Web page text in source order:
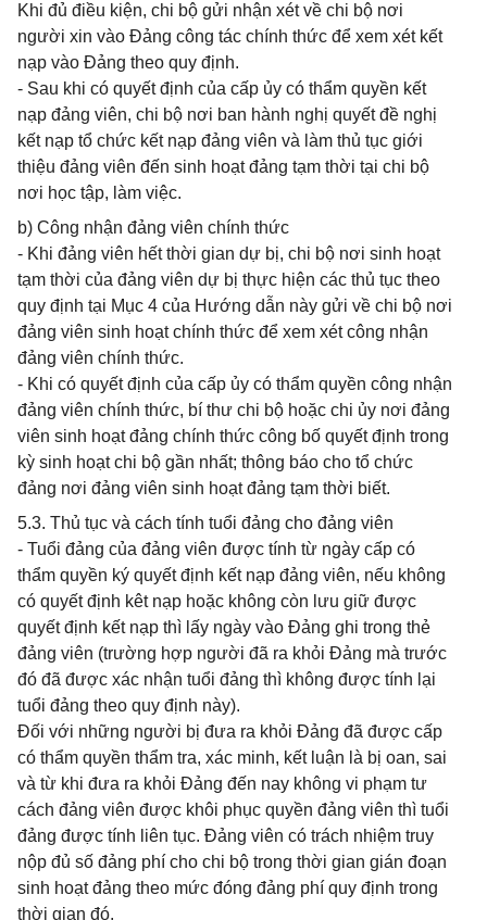
Khi đủ điều kiện, chi bộ gửi nhận xét về chi bộ nơi
người xin vào Đảng công tác chính thức để xem xét kết
nạp vào Đảng theo quy định.
- Sau khi có quyết định của cấp ủy có thẩm quyền kết
nạp đảng viên, chi bộ nơi ban hành nghị quyết đề nghị
kết nạp tổ chức kết nạp đảng viên và làm thủ tục giới
thiệu đảng viên đến sinh hoạt đảng tạm thời tại chi bộ
nơi học tập, làm việc.
b) Công nhận đảng viên chính thức
- Khi đảng viên hết thời gian dự bị, chi bộ nơi sinh hoạt
tạm thời của đảng viên dự bị thực hiện các thủ tục theo
quy định tại Mục 4 của Hướng dẫn này gửi về chi bộ nơi
đảng viên sinh hoạt chính thức để xem xét công nhận
đảng viên chính thức.
- Khi có quyết định của cấp ủy có thẩm quyền công nhận
đảng viên chính thức, bí thư chi bộ hoặc chi ủy nơi đảng
viên sinh hoạt đảng chính thức công bố quyết định trong
kỳ sinh hoạt chi bộ gần nhất; thông báo cho tổ chức
đảng nơi đảng viên sinh hoạt đảng tạm thời biết.
5.3. Thủ tục và cách tính tuổi đảng cho đảng viên
- Tuổi đảng của đảng viên được tính từ ngày cấp có
thẩm quyền ký quyết định kết nạp đảng viên, nếu không
có quyết định kêt nạp hoặc không còn lưu giữ được
quyết định kết nạp thì lấy ngày vào Đảng ghi trong thẻ
đảng viên (trường hợp người đã ra khỏi Đảng mà trước
đó đã được xác nhận tuổi đảng thì không được tính lại
tuổi đảng theo quy định này).
Đối với những người bị đưa ra khỏi Đảng đã được cấp
có thẩm quyền thẩm tra, xác minh, kết luận là bị oan, sai
và từ khi đưa ra khỏi Đảng đến nay không vi phạm tư
cách đảng viên được khôi phục quyền đảng viên thì tuổi
đảng được tính liên tục. Đảng viên có trách nhiệm truy
nộp đủ số đảng phí cho chi bộ trong thời gian gián đoạn
sinh hoạt đảng theo mức đóng đảng phí quy định trong
thời gian đó.